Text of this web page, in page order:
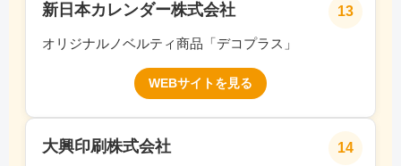
13
新日本カレンダー株式会社
オリジナルノベルティ商品「デコプラス」
WEBサイトを見る
14
大興印刷株式会社